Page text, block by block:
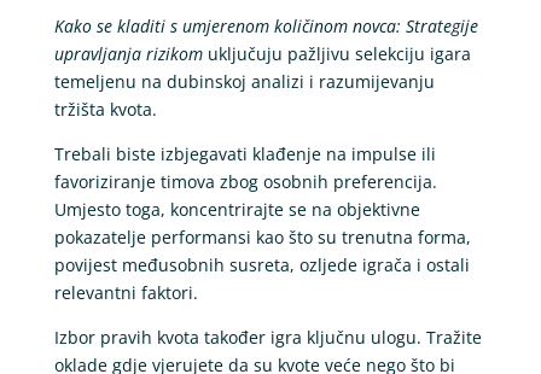
Kako se kladiti s umjerenom količinom novca: Strategije
upravljanja rizikomuključuju pažljivu selekciju igara
temeljenu na dubinskoj analizi i razumijevanju
tržišta kvota.
Trebali biste izbjegavati klađenje na impulse ili
favoriziranje timova zbog osobnih preferencija.
Umjesto toga, koncentrirajte se na objektivne
pokazatelje performansi kao što su trenutna forma,
povijest međusobnih susreta, ozljede igrača i ostali
relevantni faktori.
Izbor pravih kvota također igra ključnu ulogu. Tražite
oklade gdje vjerujete da su kvote veće nego što bi